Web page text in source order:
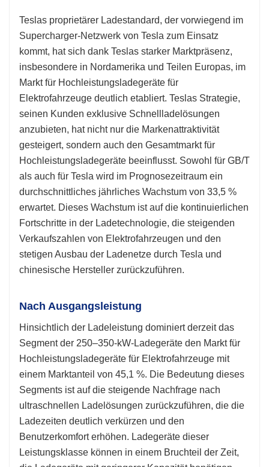
Teslas proprietärer Ladestandard, der vorwiegend im
Supercharger-Netzwerk von Tesla zum Einsatz
kommt, hat sich dank Teslas starker Marktpräsenz,
insbesondere in Nordamerika und Teilen Europas, im
Markt für Hochleistungsladegeräte für
Elektrofahrzeuge deutlich etabliert. Teslas Strategie,
seinen Kunden exklusive Schnellladelösungen
anzubieten, hat nicht nur die Markenattraktivität
gesteigert, sondern auch den Gesamtmarkt für
Hochleistungsladegeräte beeinflusst. Sowohl für GB/T
als auch für Tesla wird im Prognosezeitraum ein
durchschnittliches jährliches Wachstum von 33,5 %
erwartet. Dieses Wachstum ist auf die kontinuierlichen
Fortschritte in der Ladetechnologie, die steigenden
Verkaufszahlen von Elektrofahrzeugen und den
stetigen Ausbau der Ladenetze durch Tesla und
chinesische Hersteller zurückzuführen.
Nach Ausgangsleistung
Hinsichtlich der Ladeleistung dominiert derzeit das
Segment der 250–350-kW-Ladegeräte den Markt für
Hochleistungsladegeräte für Elektrofahrzeuge mit
einem Marktanteil von 45,1 %. Die Bedeutung dieses
Segments ist auf die steigende Nachfrage nach
ultraschnellen Ladelösungen zurückzuführen, die die
Ladezeiten deutlich verkürzen und den
Benutzerkomfort erhöhen. Ladegeräte dieser
Leistungsklasse können in einem Bruchteil der Zeit,